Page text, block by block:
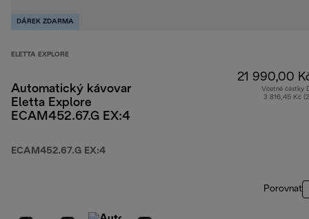
DÁREK ZDARMA
ELETTA EXPLORE
Automatický kávovar
Eletta Explore
ECAM452.67.G EX:4
ECAM452.67.G EX:4
21 990,00
Včetně částky
3 816,45 Kč
Porovnat